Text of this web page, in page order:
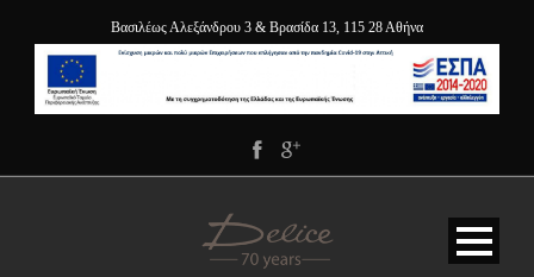
Βασιλέως Αλεξάνδρου 3 & Βρασίδα 13, 115 28 Αθήνα